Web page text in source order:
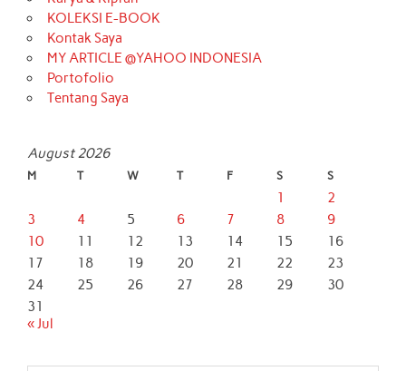
KOLEKSI E-BOOK
Kontak Saya
MY ARTICLE @YAHOO INDONESIA
Portofolio
Tentang Saya
August 2026
M T W T F S S
1
2
3
4 5 6 7 8
9
10
11 12 13 14 15
16
17
18 19 20 21 22
23
24
25 26 27 28 29
30
31
« Jul